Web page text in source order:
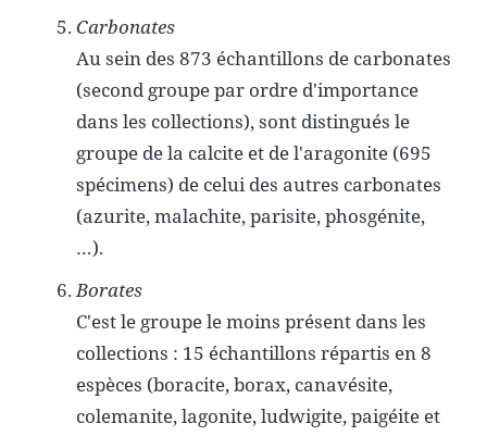
Carbonates
Au sein des 873 échantillons de carbonates
(second groupe par ordre d'importance
dans les collections), sont distingués le
groupe de la calcite et de l'aragonite (695
spécimens) de celui des autres carbonates
(azurite, malachite, parisite, phosgénite,
…).
Borates
C'est le groupe le moins présent dans les
collections : 15 échantillons répartis en 8
espèces (boracite, borax, canavésite,
colemanite, lagonite, ludwigite, paigéite et